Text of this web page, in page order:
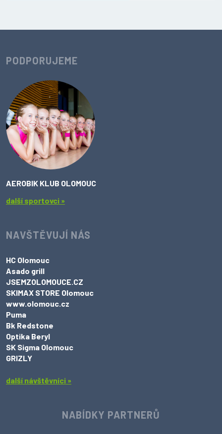
PODPORUJEME
AEROBIK KLUB OLOMOUC
další sportovci »
NAVŠTĚVUJÍ NÁS
HC Olomouc
Asado grill
JSEMZOLOMOUCE.CZ
SKIMAX STORE Olomouc
www.olomouc.cz
Puma
Bk Redstone
Optika Beryl
SK Sigma Olomouc
GRIZLY
další návštěvníci »
NABÍDKY PARTNERŮ